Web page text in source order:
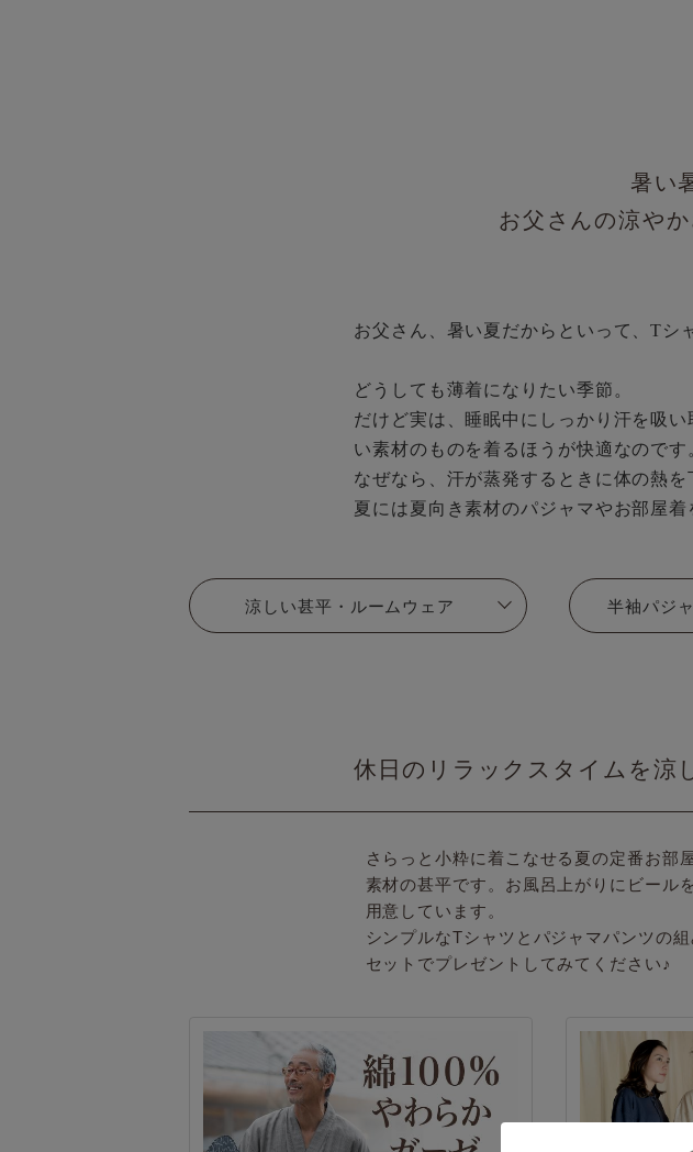
暑い
お父さんの涼や
お父さん、暑い夏だからといって、Tシ
どうしても薄着になりたい季節。
だけど実は、睡眠中にしっかり汗を吸
い素材のものを着るほうが快適なのです
なぜなら、汗が蒸発するときに体の熱を
夏には夏向き素材のパジャマやお部屋着
涼しい甚平・ルームウェア 半袖パジ
休日のリラックスタイムを涼
さらっと小粋に着こなせる夏の定番お部
素材の甚平です。お風呂上がりにビール
用意しています。
シンプルなTシャツとパジャマパンツの
セットでプレゼントしてみてください♪